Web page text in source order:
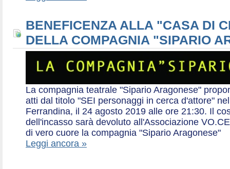
BENEFICENZA ALLA "CASA DI
DELLA COMPAGNIA "SIPARIO
La compagnia teatrale "Sipario Aragonese"
atti dal titolo "SEI personaggi in cerca d'attore"
Ferrandina, il 24 agosto 2019 alle ore 21:30. Il
dell'incasso sarà devoluto all'Associazione
di vero cuore la compagnia "Sipario Aragonese"
Leggi ancora »